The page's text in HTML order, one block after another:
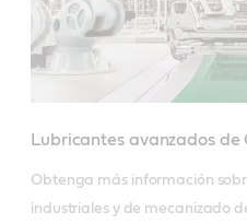
Lubricantes avanzados de
Obtenga más información
industriales y de mecanizado